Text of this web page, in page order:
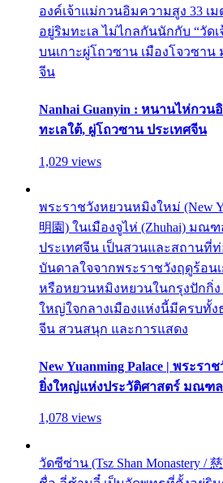
องค์เจ้าแม่กวนอิมความสูง 33 เ
อยู่ริมทะเล ไม่ไกลกันนักกับ “วัด
บนเกาะผู่โถวซาน เมืองโจวซาน
จีน
Nanhai Guanyin : หนานไห่กวน
ทะเลใต้, ผู่โถวซาน ประเทศจีน
1,029 views
พระราชวังหยวนหมิงใหม่ (New
明園) ในเมืองจูไห่ (Zhuhai) มณฑ
ประเทศจีน เป็นสวนและสถานที่ท่
บันดาลใจจากพระราชวังฤดูร้อนเก่
หรือหยวนหมิงหยวนในกรุงปักกิ่
ใหญ่ใจกลางเมืองแห่งนี้มีครบทั้
จีน สวนสนุก และการแสดง
New Yuanming Palace | พระร
ยิ่งใหญ่แห่งประวัติศาสตร์ มณฑล
1,078 views
วัดซีซ่าน (Tsz Shan Monastery /